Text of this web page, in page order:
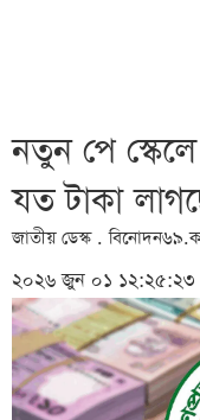
নতুন পে
যত টাকা
জাতীয় ডেস্ক .
২০২৬ জুন ০১ ১২:২৫:২৩